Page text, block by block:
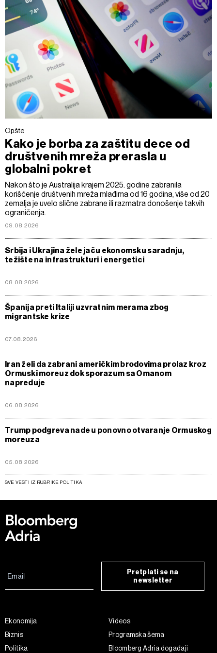
Opšte
Kako je borba za zaštitu dece od
društvenih mreža prerasla u
globalni pokret
Nakon što je Australija krajem 2025. godine zabranila
korišćenje društvenih mreža mlađima od 16 godina, više od 20
zemalja je uvelo slične zabrane ili razmatra donošenje takvih
ograničenja.
09.08.2026
Srbija i Ukrajina žele jaču ekonomsku saradnju,
težište na infrastrukturi i energetici
08.08.2026
Španija preti Italiji uzvratnim merama zbog
migrantske krize
07.08.2026
Iran želi da zabrani američkim brodovima prolaz kroz
Ormuski moreuz dok sporazum sa Omanom
napreduje
06.08.2026
Trump podgreva nade u ponovno otvaranje Ormuskog
moreuza
05.08.2026
SVE VESTI IZ RUBRIKE POLITIKA
Pretplati se na
newsletter
Ekonomija
Biznis
Politika
Videos
Programska šema
Bloomberg Adria događaji